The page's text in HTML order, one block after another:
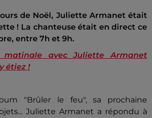
de Noël, Juliette Armanet était
! La chanteuse était en direct ce
entre 7h et 9h.
matinale avec Juliette Armanet
étiez !
"Brûler le feu", sa prochaine
Juliette Armanet a répondu à